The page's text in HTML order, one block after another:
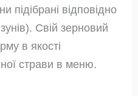
підібрані відповідно
Свій зерновий
в якості
страви в меню.